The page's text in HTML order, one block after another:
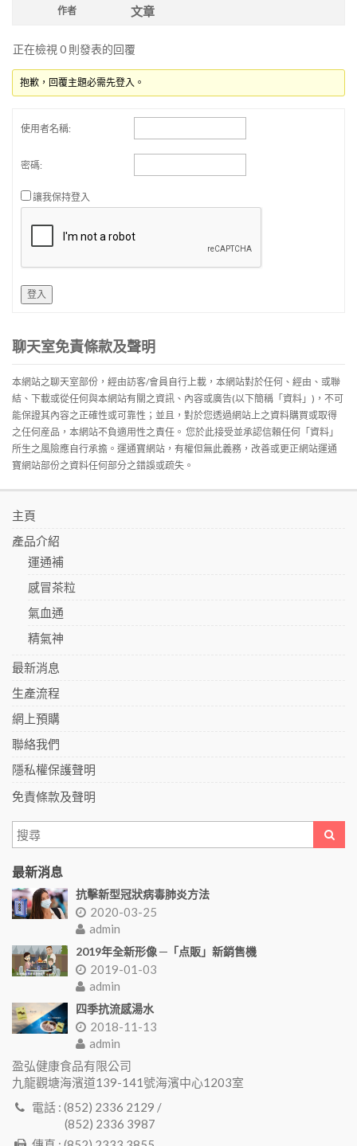
作者 文章
正在檢視 0 則發表的回覆
抱歉，回覆主題必需先登入。
使用者名稱:
密碼:
讓我保持登入
登入
聊天室免責條款及聲明
本網站之聊天室部份，經由訪客/會員自行上載，本網站對於任何、經由、或聯
結、下載或從任何與本網站有關之資訊、內容或廣告(以下簡稱「資料」)，不可
能保證其內容之正確性或可靠性；並且，對於您透過網站上之資料購買或取得
之任何産品，本網站不負適用性之責任。 您於此接受並承認信賴任何「資料」
所生之風險應自行承擔。運通寶網站，有權但無此義務，改善或更正網站運通
寶網站部份之資料任何部分之錯誤或疏失。
主頁
產品介紹
運通補
感冒茶粒
氣血通
精氣神
最新消息
生產流程
網上預購
聯絡我們
隱私權保護聲明
免責條款及聲明
最新消息
抗擊新型冠狀病毒肺炎方法
2020-03-25
admin
2019年全新形像 ─「点販」新銷售機
2019-01-03
admin
四季抗流感湯水
2018-11-13
admin
盈弘健康食品有限公司
九龍觀塘海濱道139-141號海濱中心1203室
電話 : (852) 2336 2129 /
(852) 2336 3987